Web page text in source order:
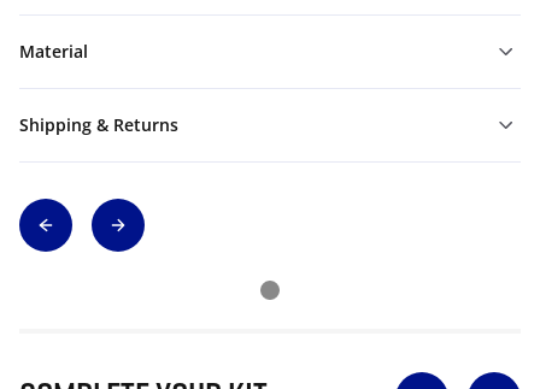
Material
Shipping & Returns